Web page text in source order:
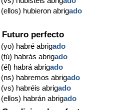
(ellos) hubieron abrigado
Futuro perfecto
(yo) habré abrigado
(tú) habrás abrigado
(él) habrá abrigado
(ns) habremos abrigado
(vs) habréis abrigado
(ellos) habrán abrigado